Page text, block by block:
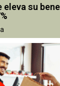
eleva su